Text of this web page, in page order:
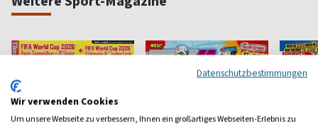
Datenschutzbestimmungen
Wir verwenden Cookies
Um unsere Webseite zu verbessern, Ihnen ein großartiges Webseiten-Erlebnis zu